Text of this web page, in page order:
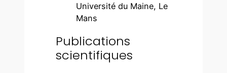
Université du Maine, Le
Mans
Publications
scientifiques